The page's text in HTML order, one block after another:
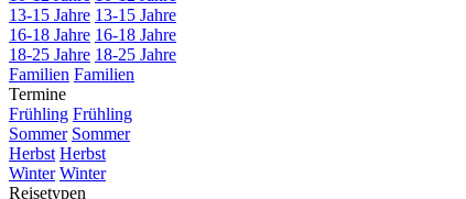
13-15 Jahre 13-15 Jahre
16-18 Jahre 16-18 Jahre
18-25 Jahre 18-25 Jahre
Familien Familien
Termine
Frühling Frühling
Sommer Sommer
Herbst Herbst
Winter Winter
Reisetypen